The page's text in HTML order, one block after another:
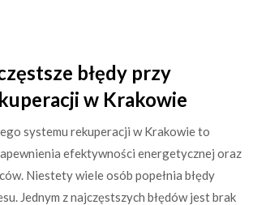
błędy przy
w Krakowie
systemu rekuperacji w Krakowie to
efektywności energetycznej oraz
Niestety wiele osób popełnia błędy
Jednym z najczęstszych błędów jest brak